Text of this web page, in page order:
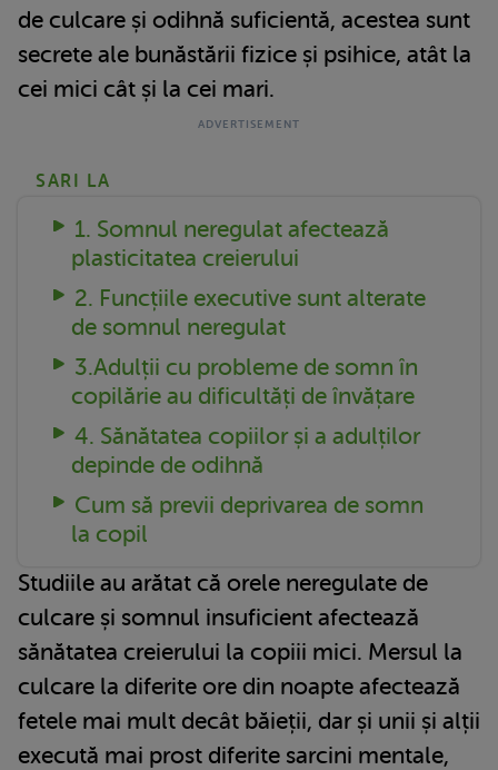
de culcare și odihnă suficientă, acestea sunt
secrete ale bunăstării fizice și psihice, atât la
cei mici cât și la cei mari.
SARI LA
1. Somnul neregulat afectează
plasticitatea creierului
2. Funcțiile executive sunt alterate
de somnul neregulat
3.Adulții cu probleme de somn în
copilărie au dificultăți de învățare
4. Sănătatea copiilor și a adulților
depinde de odihnă
Cum să previi deprivarea de somn
la copil
Studiile au arătat că orele neregulate de
culcare și somnul insuficient afectează
sănătatea creierului la copiii mici. Mersul la
culcare la diferite ore din noapte afectează
fetele mai mult decât băieții, dar și unii și alții
execută mai prost diferite sarcini mentale,